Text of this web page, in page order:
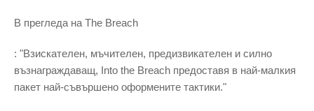
В прегледа на The Breach
: "Взискателен, мъчителен, предизвикателен и силно
възнаграждаващ, Into the Breach предоставя в най-малкия
пакет най-съвършено оформените тактики."